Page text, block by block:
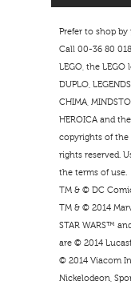
Prefer to shop by
Call 00-36 80
LEGO, the LEGO
DUPLO,
CHIMA,
HEROICA and
copyrights of the
rights reserved.
the terms of use.
TM & © DC
TM & © 2014
STAR WARS™
are © 2014
© 2014 Viacom
Nickelodeon,